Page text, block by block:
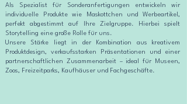
Als Spezialist für Sonderanfertigungen entwickeln wir
individuelle Produkte wie Maskottchen und Werbeartikel,
perfekt abgestimmt auf Ihre Zielgruppe. Hierbei spielt
Storytelling eine große Rolle für uns.
Unsere Stärke liegt in der Kombination aus kreativem
Produktdesign, verkaufsstarken Präsentationen und einer
partnerschaftlichen Zusammenarbeit – ideal für Museen,
Zoos, Freizeitparks, Kaufhäuser und Fachgeschäfte.